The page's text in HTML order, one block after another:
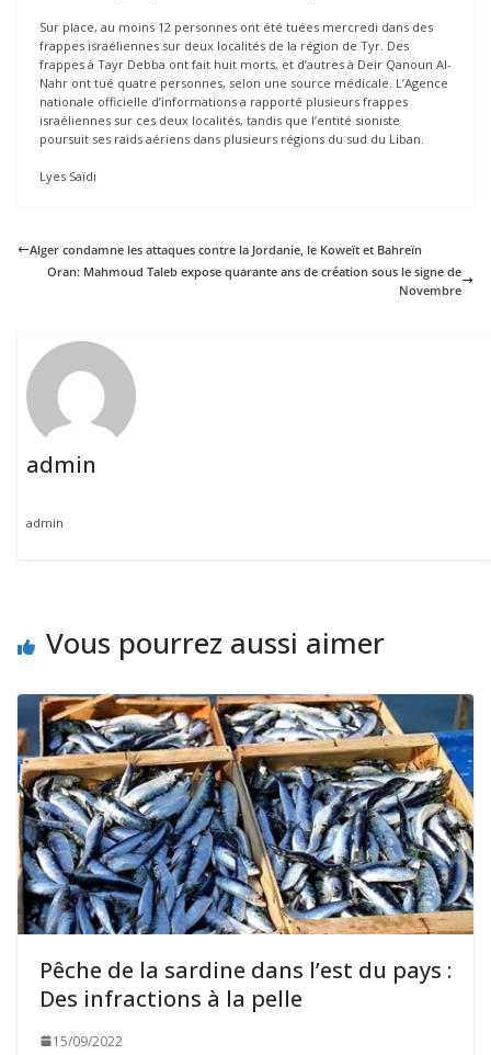
Sur place, au moins 12 personnes ont été tuées mercredi dans des
frappes israéliennes sur deux localités de la région de Tyr. Des
frappes à Tayr Debba ont fait huit morts, et d’autres à Deir Qanoun Al-
Nahr ont tué quatre personnes, selon une source médicale. L’Agence
nationale officielle d’informations a rapporté plusieurs frappes
israéliennes sur ces deux localités, tandis que l’entité sioniste
poursuit ses raids aériens dans plusieurs régions du sud du Liban.
Lyes Saïdi
Alger condamne les attaques contre la Jordanie, le Koweït et Bahreïn
Oran: Mahmoud Taleb expose quarante ans de création sous le signe de
Novembre
admin
admin
Vous pourrez aussi aimer
Pêche de la sardine dans l’est du pays :
Des infractions à la pelle
15/09/2022